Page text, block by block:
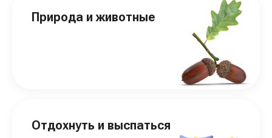
Природа и животные
Отдохнуть и выспаться